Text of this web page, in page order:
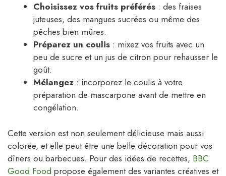
Choisissez vos fruits préférés : des fraises
juteuses, des mangues sucrées ou même des
pêches bien mûres.
Préparez un coulis : mixez vos fruits avec un
peu de sucre et un jus de citron pour rehausser le
goût.
Mélangez : incorporez le coulis à votre
préparation de mascarpone avant de mettre en
congélation.
Cette version est non seulement délicieuse mais aussi
colorée, et elle peut être une belle décoration pour vos
dîners ou barbecues. Pour des idées de recettes, BBC
Good Food propose également des variantes créatives et